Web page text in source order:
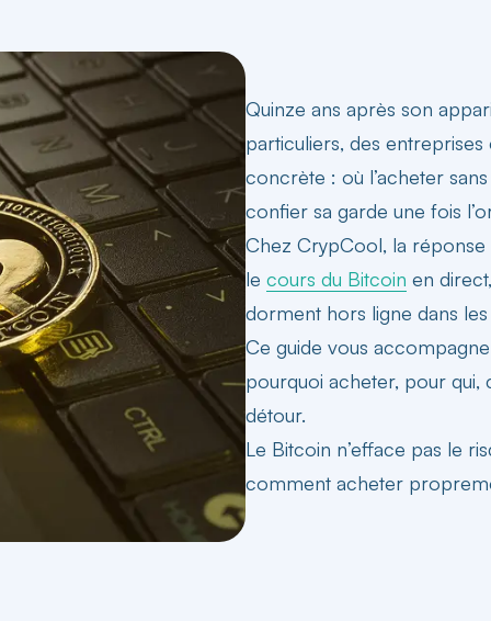
Quinze ans après son
particuliers, des
concrète : où l’acheter
confier sa garde une fois
Chez CrypCool, la
le cours du Bitcoin en
dorment hors ligne dans
Ce guide vous
pourquoi acheter, pour qui,
détour.
Le Bitcoin n’efface pas le
comment acheter